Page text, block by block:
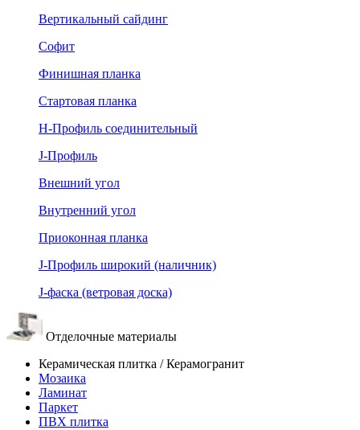
Вертикальный сайдинг
Софит
Финишная планка
Стартовая планка
Н-Профиль соединительный
J-Профиль
Внешний угол
Внутренний угол
Приоконная планка
J-Профиль широкий (наличник)
J-фаска (ветровая доска)
Отделочные материалы
Керамическая плитка / Керамогранит
Мозаика
Ламинат
Паркет
ПВХ плитка